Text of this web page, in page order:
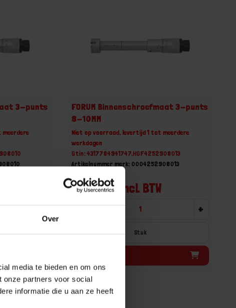
Over
media te bieden en om ons
onze partners voor social
informatie die u aan ze heeft
3-punts
+
FORUM Binnenschroefmaat 3-punts
8-10MM
Niet op voorraad, levertijd 1 tot meerdere
werkdagen
Gtin: 4317784941747,HGF4252908013
Artikelnummer merk: 0004252908013
€ 392,46 incl. BTW
- +
Stuk